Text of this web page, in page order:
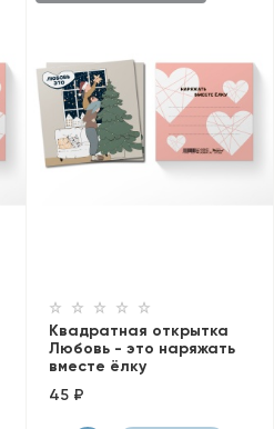
Квадратная открытка
Любовь - это наряжать
вместе ёлку
45 ₽